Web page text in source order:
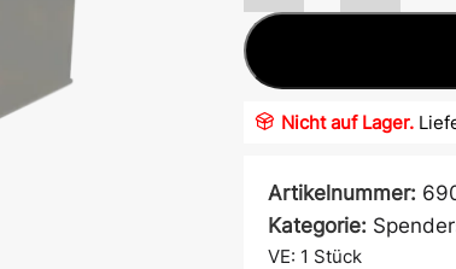
Nicht auf Lager.
Artikelnummer:
Kategorie:
VE: 1 Stück